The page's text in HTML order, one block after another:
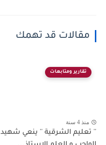
مقالات قد تهمك
تقارير ومتابعات
منذ 4 سنة
'' تعليم الشرقية '' ينعي شهيد